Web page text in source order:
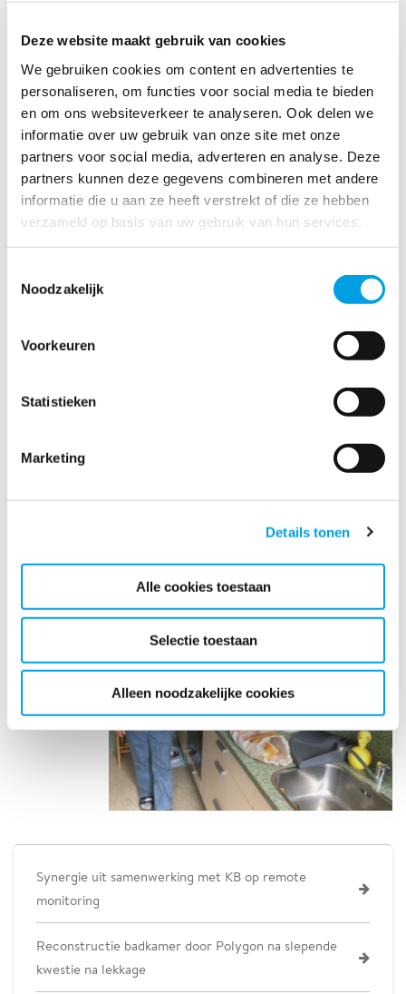
Deze website maakt gebruik van cookies
We gebruiken cookies om content en advertenties te
personaliseren, om functies voor social media te bieden
en om ons websiteverkeer te analyseren. Ook delen we
informatie over uw gebruik van onze site met onze
partners voor social media, adverteren en analyse. Deze
partners kunnen deze gegevens combineren met andere
informatie die u aan ze heeft verstrekt of die ze hebben
verzameld op basis van uw gebruik van hun services.
Noodzakelijk
Voorkeuren
Statistieken
Marketing
Details tonen
Alle cookies toestaan
Selectie toestaan
Alleen noodzakelijke cookies
Synergie uit samenwerking met KB op remote
monitoring
Reconstructie badkamer door Polygon na slepende
kwestie na lekkage